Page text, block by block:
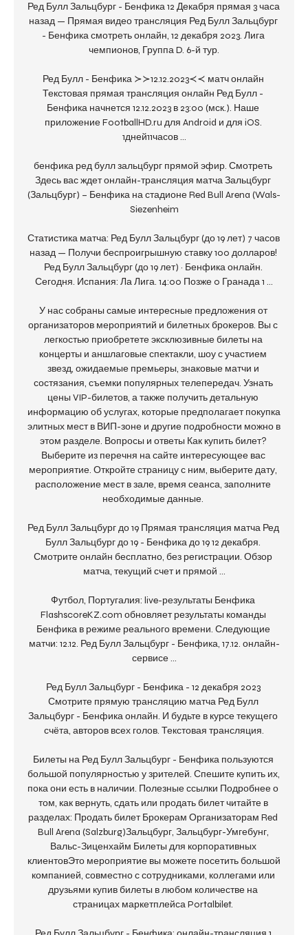
Ред Булл Зальцбург - Бенфика 12 Декабря прямая 3 часа
назад — Прямая видео трансляция Ред Булл Зальцбург
- Бенфика смотреть онлайн, 12 декабря 2023. Лига
чемпионов, Группа D. 6-й тур.
Ред Булл - Бенфика ≻≻12.12.2023≺≺ матч онлайн
Текстовая прямая трансляция онлайн Ред Булл -
Бенфика начнется 12.12.2023 в 23:00 (мск.). Наше
приложение FootballHD.ru для Android и для iOS.
1дней11часов ...
бенфика ред булл зальцбург прямой эфир. Смотреть
Здесь вас ждет онлайн-трансляция матча Зальцбург
(Зальцбург) – Бенфика на стадионе Red Bull Arena (Wals-
Siezenheim
Статистика матча: Ред Булл Зальцбург (до 19 лет) 7 часов
назад — Получи беспроигрышную ставку 100 долларов!
Ред Булл Зальцбург (до 19 лет) · Бенфика онлайн.
Сегодня. Испания: Ла Лига. 14:00 Позже 0 Гранада 1 ...
У нас собраны самые интересные предложения от
организаторов мероприятий и билетных брокеров. Вы с
легкостью приобретете эксклюзивные билеты на
концерты и аншлаговые спектакли, шоу с участием
звезд, ожидаемые премьеры, знаковые матчи и
состязания, съемки популярных телепередач. Узнать
цены VIP-билетов, а также получить детальную
информацию об услугах, которые предполагает покупка
элитных мест в ВИП-зоне и другие подробности можно в
этом разделе. Вопросы и ответы Как купить билет?
Выберите из перечня на сайте интересующее вас
мероприятие. Откройте страницу с ним, выберите дату,
расположение мест в зале, время сеанса, заполните
необходимые данные.
Ред Булл Зальцбург до 19 Прямая трансляция матча Ред
Булл Зальцбург до 19 - Бенфика до 19 12 декабря.
Смотрите онлайн бесплатно, без регистрации. Обзор
матча, текущий счет и прямой ...
Футбол, Португалия: live-результаты Бенфика
FlashscoreKZ.com обновляет результаты команды
Бенфика в режиме реального времени. Следующие
матчи: 12.12. Ред Булл Зальцбург - Бенфика, 17.12. онлайн-
сервисе ...
Ред Булл Зальцбург - Бенфика - 12 декабря 2023
Смотрите прямую трансляцию матча Ред Булл
Зальцбург - Бенфика онлайн. И будьте в курсе текущего
счёта, авторов всех голов. Текстовая трансляция.
Билеты на Ред Булл Зальцбург - Бенфика пользуются
большой популярностью у зрителей. Спешите купить их,
пока они есть в наличии. Полезные ссылки Подробнее о
том, как вернуть, сдать или продать билет читайте в
разделах: Продать билет Брокерам Организаторам Red
Bull Arena (Salzburg)Зальцбург, Зальцбург-Умгебунг,
Вальс-Зиценхайм Билеты для корпоративных
клиентовЭто мероприятие вы можете посетить большой
компанией, совместно с сотрудниками, коллегами или
друзьями купив билеты в любом количестве на
страницах маркетплейса Portalbilet.